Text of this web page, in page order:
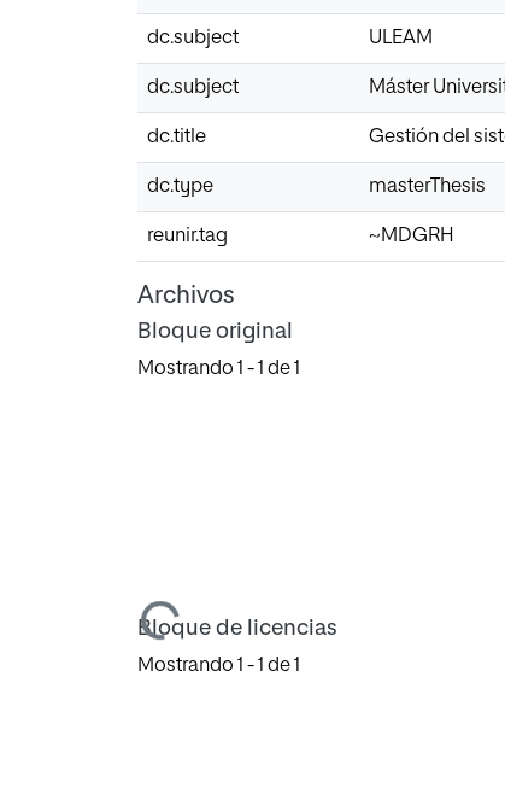
dc.subject ULEAM
dc.subject Máster
dc.title Gestión del
dc.type masterThesis
reunir.tag ~MDGRH
Archivos
Bloque original
Mostrando 1 - 1 de 1
Cargando...
Bloque de licencias
Mostrando 1 - 1 de 1